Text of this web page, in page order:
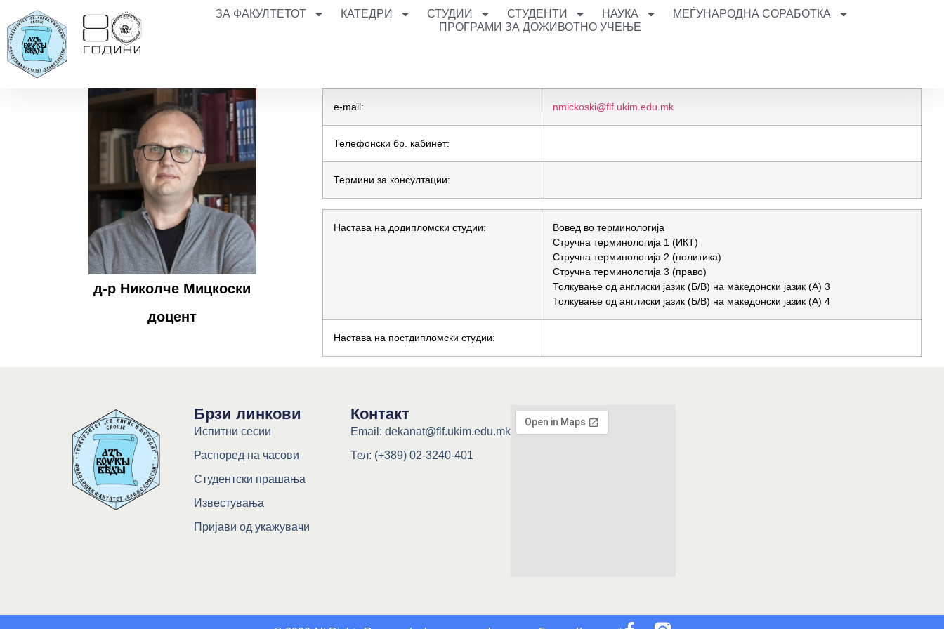
ЗА ФАКУЛТЕТОТ КАТЕДРИ СТУДИИ СТУДЕНТИ НАУКА
МЕЃУНАРОДНА СОРАБОТКА
ПРОГРАМИ ЗА ДОЖИВОТНО УЧЕЊЕ
д-р Николче Мицкоски
доцент
e-mail: nmickoski@flf.ukim.edu.mk
Телефонски бр. кабинет:
Термини за консултации:
Настава на додипломски студии:
Вовед во терминологија
Стручна терминологија 1 (ИКТ)
Стручна терминологија 2 (политика)
Стручна терминологија 3 (право)
Толкување од англиски јазик (Б/В) на македонски јазик (А) 3
Толкување од англиски јазик (Б/В) на македонски јазик (А) 4
Настава на постдипломски студии:
Брзи линкови
Испитни сесии
Распоред на часови
Студентски прашања
Известувања
Пријави од укажувачи
Контакт
Email: dekanat@flf.ukim.edu.mk
Тел: (+389) 02-3240-401